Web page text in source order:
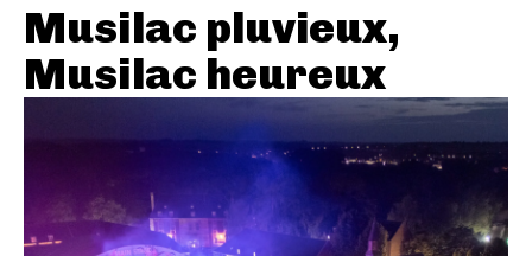
Musilac pluvieux,
Musilac heureux